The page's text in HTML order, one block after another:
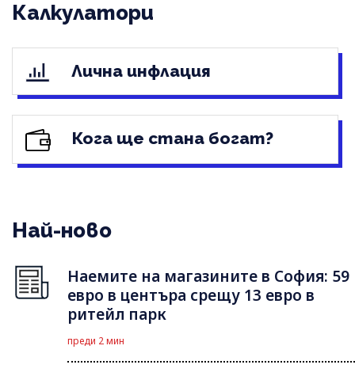
Калкулатори
Лична инфлация
Кога ще стана богат?
Най-ново
Наемите на магазините в София: 59
евро в центъра срещу 13 евро в
ритейл парк
преди 2 мин